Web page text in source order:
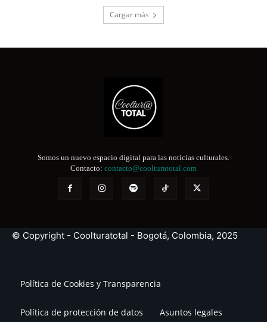
Cargar más
Somos un nuevo espacio digital para las noticias culturales.
Contacto: contacto@coolturatotal.com
© Copyright - Coolturatotal - Bogotá, Colombia, 2025
Política de Cookies y Transparencia
Política de protección de datos Asuntos legales